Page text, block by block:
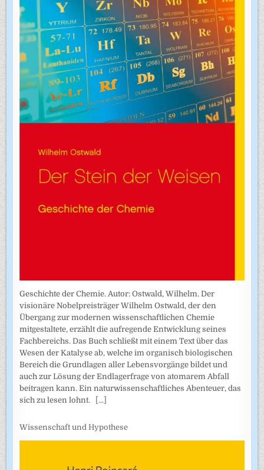
Geschichte der Chemie. Autor: Ostwald, Wilhelm. Der
visionäre Nobelpreisträger Wilhelm Ostwald, der den
Übergang zur modernen wissenschaftlichen Chemie
mitgestaltete, erzählt die aufregende Entwicklung seines
Fachbereichs. Das Buch schließt mit einem Text über das
Wesen der Katalyse ab, welche im organisch biologischen
Bereich die Grundlagen aller Lebensvorgänge bildet und
auch zur Lösung der Endlagerfrage von atomarem Abfall
beitragen kann. Ein naturwissenschaftliches Abenteuer, das
sich zu lesen lohnt.
[...]
Wissenschaft und Hypothese